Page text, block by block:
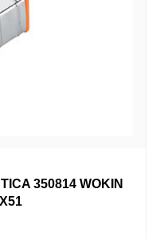
350814 WOKIN